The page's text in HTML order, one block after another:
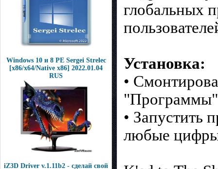
Windows 10 и 8 PE Sergei Strelec
[x86/x64/Native x86] 2022.01.04
RUS
iZ3D Driver v.1.11b2 - сделай свой
глобальных
Установка:
•
"Программы"
• Запустить
любые